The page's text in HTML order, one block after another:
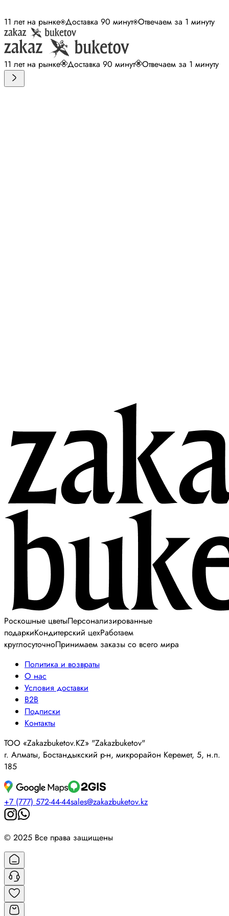
11 лет на рынке Доставка 90 минут Отвечаем за 1 минуту
11 лет на рынке Доставка 90 минут Отвечаем за 1 минуту
Роскошные цветыПерсонализированные
подаркиКондитерский цехРаботаем
круглосуточноПринимаем заказы со всего мира
Политика и возвраты
О нас
Условия доставки
B2B
Подписки
Контакты
ТОО «Zakazbuketov.KZ» "Zakazbuketov"
г. Алматы, Бостандыкский р-н, микрорайон Керемет, 5, н.п.
185
+7 (777) 572-44-44sales@zakazbuketov.kz
© 2025 Все права защищены